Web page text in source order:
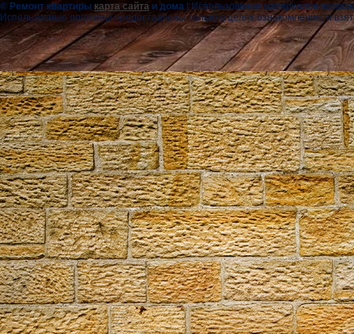
© Ремонт квартиры карта сайта и дома |Использование материалов
Используемые логотипы предоставлены только в целях ознакомления, и